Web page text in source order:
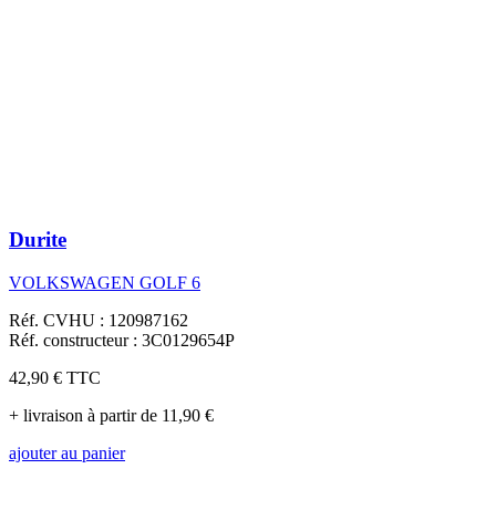
Durite
VOLKSWAGEN GOLF 6
Réf. CVHU : 120987162
Réf. constructeur : 3C0129654P
42,90 € TTC
+ livraison à partir de 11,90 €
ajouter au panier